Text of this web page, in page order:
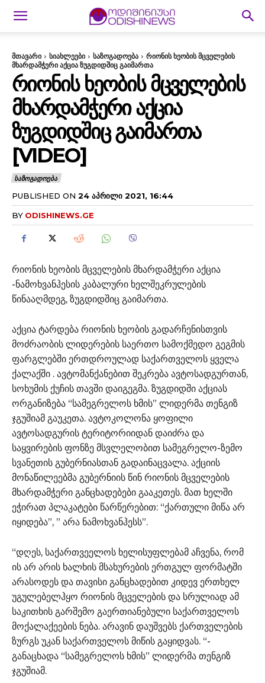
მთავარი სიახლეები საზოგადოება
რიონის ხეობის მცველების
მხარდამჭერი აქცია ზუგდიდშიც გაიმართა
ᲠᲘᲝᲜᲘᲡ ᲮᲔᲝᲑᲘᲡ ᲛᲪᲕᲔᲚᲔᲑᲘᲡ
ᲛᲮᲐᲠᲓᲐᲛᲭᲔᲠᲘ ᲐᲥᲪᲘᲐ
ᲖᲣᲒᲓᲘᲓᲨᲘᲪ ᲒᲐᲘᲛᲐᲠᲗᲐ
[VIDEO]
ᲡᲐᲖᲝᲒᲐᲓᲝᲔᲑᲐ
PUBLISHED ON 24 ᲐᲞᲠᲘᲚᲘ 2021, 16:44
BY ODISHINEWS.GE
რიონის ხეობის მცველების მხარდამჭერი აქცია
-ნამოხვანჰესის კაბალური ხელშეკრულების
წინააღმდეგ, ზუგდიდშიც გაიმართა.
აქცია ტარდება რიონის ხეობის გადარჩენისთვის
მოძრაობის ლიდერების საერთო სამოქმედო გეგმის
ფარგლებში ერთდროულად საქართველოს ყველა
ქალაქში . ავტომანქანებით შეკრება ავტოსადგურთან,
სოხუმის ქუჩის თავში დაიგეგმა. ზუგდიდში აქციას
ორგანიზება “სამეგრელოს ხმის” ლიდერმა თენგიზ
ჯგუშიამ გაუკეთა. ავტოკოლონა ყოფილი
ავტოსადგურის ტერიტორიიდან დაიძრა და
საყვირების ფონზე მსვლელობით სამეგრელო-ზემო
სვანეთის გუბერნიასთან გადაინაცვალა. აქციის
მონაწილეებმა გუბერნიის წინ რიონის მცველების
მხარდამჭერი განცხადებები გააკეთეს. მათ ხელში
ეჭირათ პლაკატები წარწერებით: “ქართული მიწა არ
იყიდება”, ” არა ნამოხვანჰესს”.
“დღეს, საქართვეელოს ხელისუფლებამ აჩვენა, რომ
ის არ არის ხალხის მსახურების ერთგულ ფორმატში
არასოდეს და თავისი განცხადებით კიდევ ერთხელ
უგულებელჰყო რიონის მცველების და სრულიად ამ
საკითხის გარშემო გაერთიანებული საქართველოს
მოქალაქეების ნება. არავინ დაუშვებს ქართველების
ზურგს უკან საქართველოს მიწის გაყიდვას. “-
განაცხადა “სამეგრელოს ხმის” ლიდერმა თენგიზ
ჯგუშიამ.